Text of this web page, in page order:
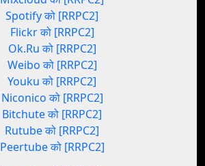
Spotify को [RRPC2]
Flickr को [RRPC2]
Ok.Ru को [RRPC2]
Weibo को [RRPC2]
Youku को [RRPC2]
Niconico को [RRPC2]
Bitchute को [RRPC2]
Rutube को [RRPC2]
Peertube को [RRPC2]